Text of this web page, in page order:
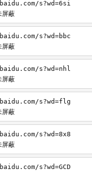
s?wd=6si
屏蔽
s?wd=bbc
屏蔽
s?wd=nhl
屏蔽
s?wd=flg
屏蔽
s?wd=8x8
屏蔽
s?wd=GCD